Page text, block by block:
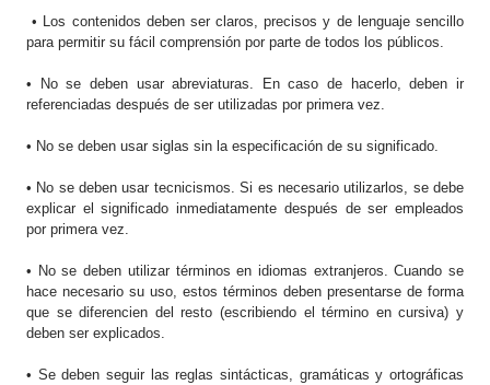
• Los contenidos deben ser claros, precisos y de lenguaje sencillo
para permitir su fácil comprensión por parte de todos los públicos.
• No se deben usar abreviaturas. En caso de hacerlo, deben ir
referenciadas después de ser utilizadas por primera vez.
• No se deben usar siglas sin la especificación de su significado.
• No se deben usar tecnicismos. Si es necesario utilizarlos, se debe
explicar el significado inmediatamente después de ser empleados
por primera vez.
• No se deben utilizar términos en idiomas extranjeros. Cuando se
hace necesario su uso, estos términos deben presentarse de forma
que se diferencien del resto (escribiendo el término en cursiva) y
deben ser explicados.
• Se deben seguir las reglas sintácticas, gramáticas y ortográficas